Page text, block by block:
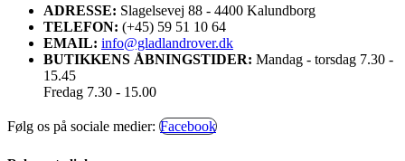
ADRESSE: Slagelsevej 88 - 4400 Kalundborg
TELEFON: (+45) 59 51 10 64
EMAIL: info@gladlandrover.dk
BUTIKKENS ÅBNINGSTIDER: Mandag - torsdag 7.30 -
15.45
Fredag 7.30 - 15.00
Følg os på sociale medier: Facebook